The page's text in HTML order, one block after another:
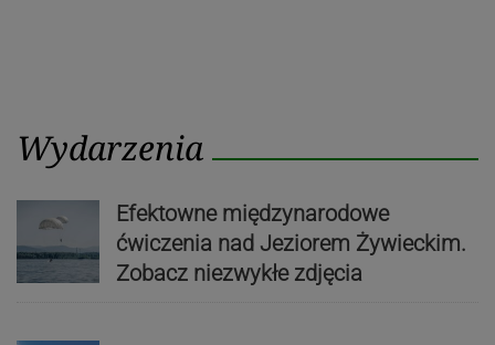
Wydarzenia
Efektowne międzynarodowe
ćwiczenia nad Jeziorem Żywieckim.
Zobacz niezwykłe zdjęcia